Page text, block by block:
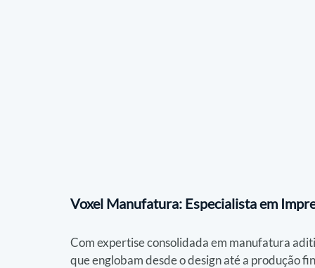
Voxel Manufatura: Especialista em
Com expertise consolidada em manufatura
que englobam desde o design até a produção